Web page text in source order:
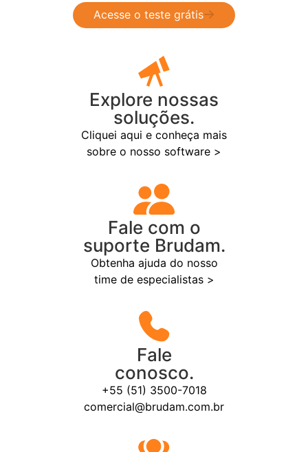
Acesse o teste grátis
Explore nossas
soluções.
Cliquei aqui e conheça mais
sobre o nosso software >
Fale com o
suporte Brudam.
Obtenha ajuda do nosso
time de especialistas >
Fale
conosco.
+55 (51) 3500-7018
comercial@brudam.com.br